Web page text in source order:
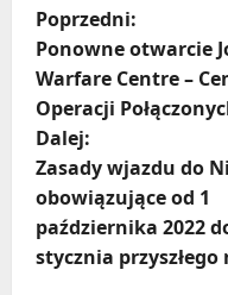
Z
o
b
a
c
z
Poprzedni:
Ponowne otwarcie
Warfare Centre –
Operacji
Dalej:
Zasady wjazdu do
obowiązujące od 1
października 2022
stycznia przyszłego